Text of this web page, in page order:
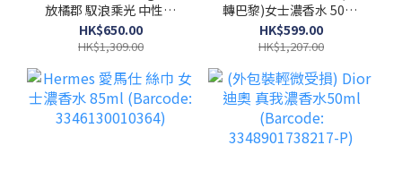
放橘郡 馭浪乘光 中性濃
香水100ml (Barcode:
3760168593970)
HK$650.00
HK$1,309.00
轉巴黎)女士濃香水 50ml
(Barcode:
3614270561658)
HK$599.00
HK$1,207.00